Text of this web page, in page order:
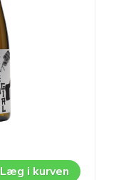
Læg i kurven